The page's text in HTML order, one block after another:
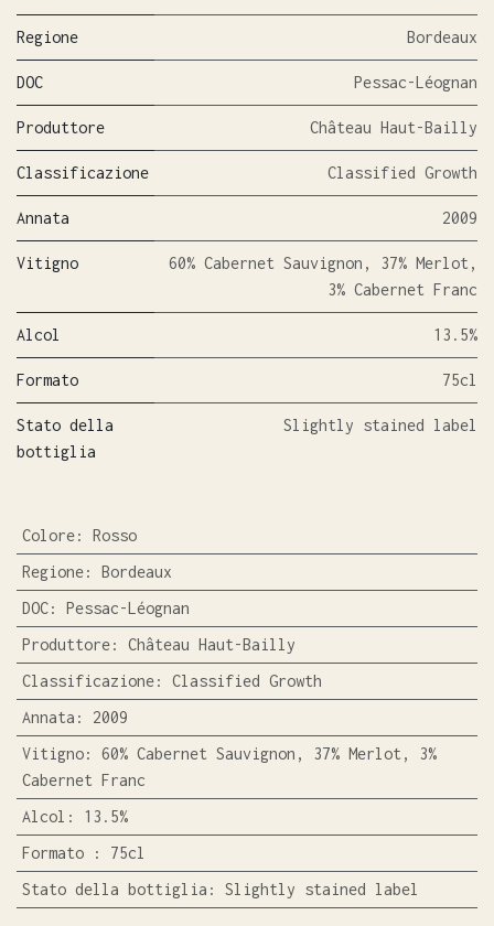
Regione Bordeaux
DOC Pessac-Léognan
Produttore Château Haut-Bailly
Classificazione Classified Growth
Annata 2009
Vitigno
60% Cabernet Sauvignon, 37% Merlot,
3% Cabernet Franc
Alcol 13.5%
Formato 75cl
Stato della
bottiglia
Slightly stained label
Colore: Rosso
Regione: Bordeaux
DOC: Pessac-Léognan
Produttore: Château Haut-Bailly
Classificazione: Classified Growth
Annata : 2009
Vitigno: 60% Cabernet Sauvignon, 37% Merlot, 3%
Cabernet Franc
Alcol : 13.5%
Formato
: 75cl
Stato della bottiglia : Slightly stained label